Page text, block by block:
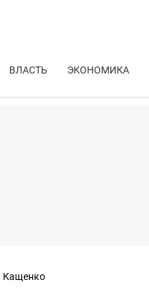
ВЛАСТЬ ЭКОНОМИКА
Кащенко